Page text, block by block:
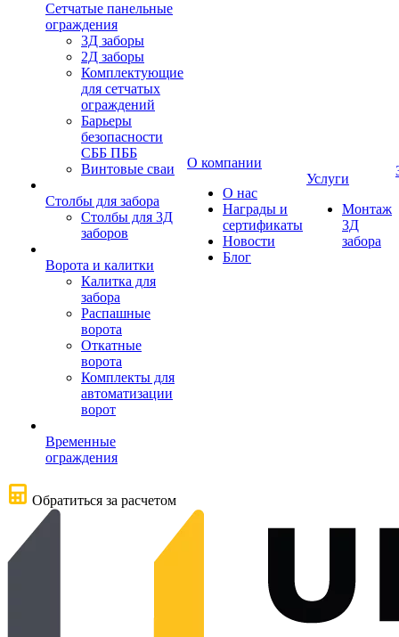
Сетчатые панельные
ограждения
3Д заборы
2Д заборы
Комплектующие
для сетчатых
ограждений
Барьеры
безопасности
СББ ПББ
Винтовые сваи
Столбы для забора
Столбы для 3Д
заборов
Ворота и калитки
Калитка для
забора
Распашные
ворота
Откатные
ворота
Комплекты для
автоматизации
ворот
Временные
ограждения
О компании
О нас
Награды и
сертификаты
Новости
Блог
Услуги
Монтаж
3Д
забора
Обратиться за расчетом